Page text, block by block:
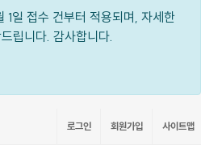
일 접수 건부터 적용되며, 자세한
립니다. 감사합니다.
로그인 회원가입 사이트맵